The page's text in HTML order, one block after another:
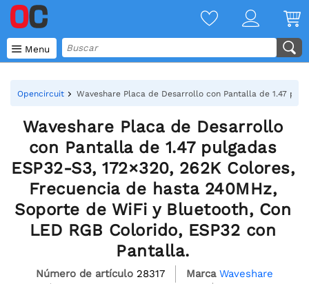
 Menu
Opencircuit Waveshare Placa de Desarrollo con Pantalla de 1.47
Waveshare Placa de Desarrollo
con Pantalla de 1.47 pulgadas
ESP32-S3, 172×320, 262K Colores,
Frecuencia de hasta 240MHz,
Soporte de WiFi y Bluetooth, Con
LED RGB Colorido, ESP32 con
Pantalla.
Número de artículo 28317 Marca Waveshare